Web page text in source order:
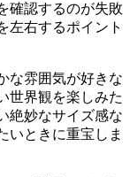
確認するのが失敗
左右するポイント
な雰囲気が好きな
世界観を楽しみた
絶妙なサイズ感な
いときに重宝しま